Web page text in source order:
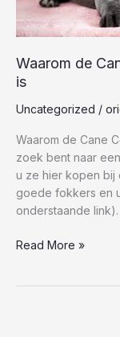
Waarom de
is
Uncategorized /
Waarom de Cane
zoek bent naar
u ze hier kopen bij
goede fokkers en
populair
is
Read More »